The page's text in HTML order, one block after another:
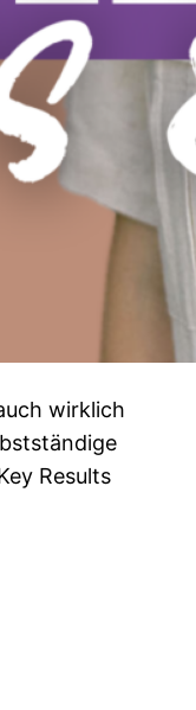
wirklich
Results